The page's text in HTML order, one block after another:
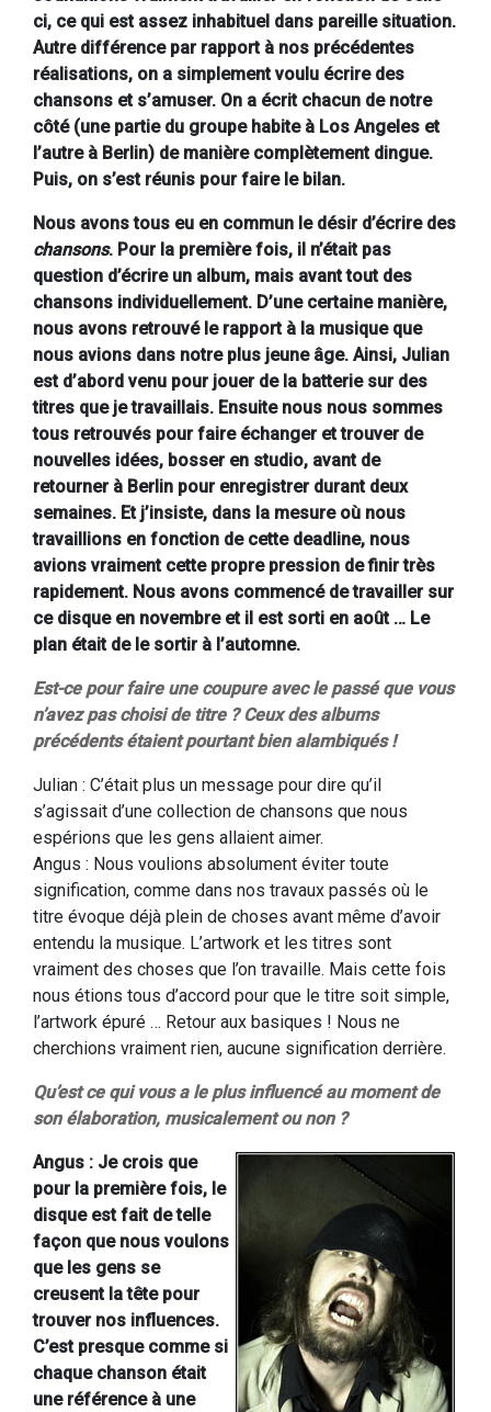
ci, ce qui est assez inhabituel dans pareille situation.
Autre différence par rapport à nos précédentes
réalisations, on a simplement voulu écrire des
chansons et s’amuser. On a écrit chacun de notre
côté (une partie du groupe habite à Los Angeles et
l’autre à Berlin) de manière complètement dingue.
Puis, on s’est réunis pour faire le bilan.
Nous avons tous eu en commun le désir d’écrire des
chansons. Pour la première fois, il n’était pas
question d’écrire un album, mais avant tout des
chansons individuellement. D’une certaine manière,
nous avons retrouvé le rapport à la musique que
nous avions dans notre plus jeune âge. Ainsi, Julian
est d’abord venu pour jouer de la batterie sur des
titres que je travaillais. Ensuite nous nous sommes
tous retrouvés pour faire échanger et trouver de
nouvelles idées, bosser en studio, avant de
retourner à Berlin pour enregistrer durant deux
semaines. Et j’insiste, dans la mesure où nous
travaillions en fonction de cette deadline, nous
avions vraiment cette propre pression de finir très
rapidement. Nous avons commencé de travailler sur
ce disque en novembre et il est sorti en août … Le
plan était de le sortir à l’automne.
Est-ce pour faire une coupure avec le passé que vous
n’avez pas choisi de titre ? Ceux des albums
précédents étaient pourtant bien alambiqués !
Julian : C’était plus un message pour dire qu’il
s’agissait d’une collection de chansons que nous
espérions que les gens allaient aimer.
Angus : Nous voulions absolument éviter toute
signification, comme dans nos travaux passés où le
titre évoque déjà plein de choses avant même d’avoir
entendu la musique. L’artwork et les titres sont
vraiment des choses que l’on travaille. Mais cette fois
nous étions tous d’accord pour que le titre soit simple,
l’artwork épuré … Retour aux basiques ! Nous ne
cherchions vraiment rien, aucune signification derrière.
Qu’est ce qui vous a le plus influencé au moment de
son élaboration, musicalement ou non ?
Angus : Je crois que
pour la première fois, le
disque est fait de telle
façon que nous voulons
que les gens se
creusent la tête pour
trouver nos influences.
C’est presque comme si
chaque chanson était
une référence à une